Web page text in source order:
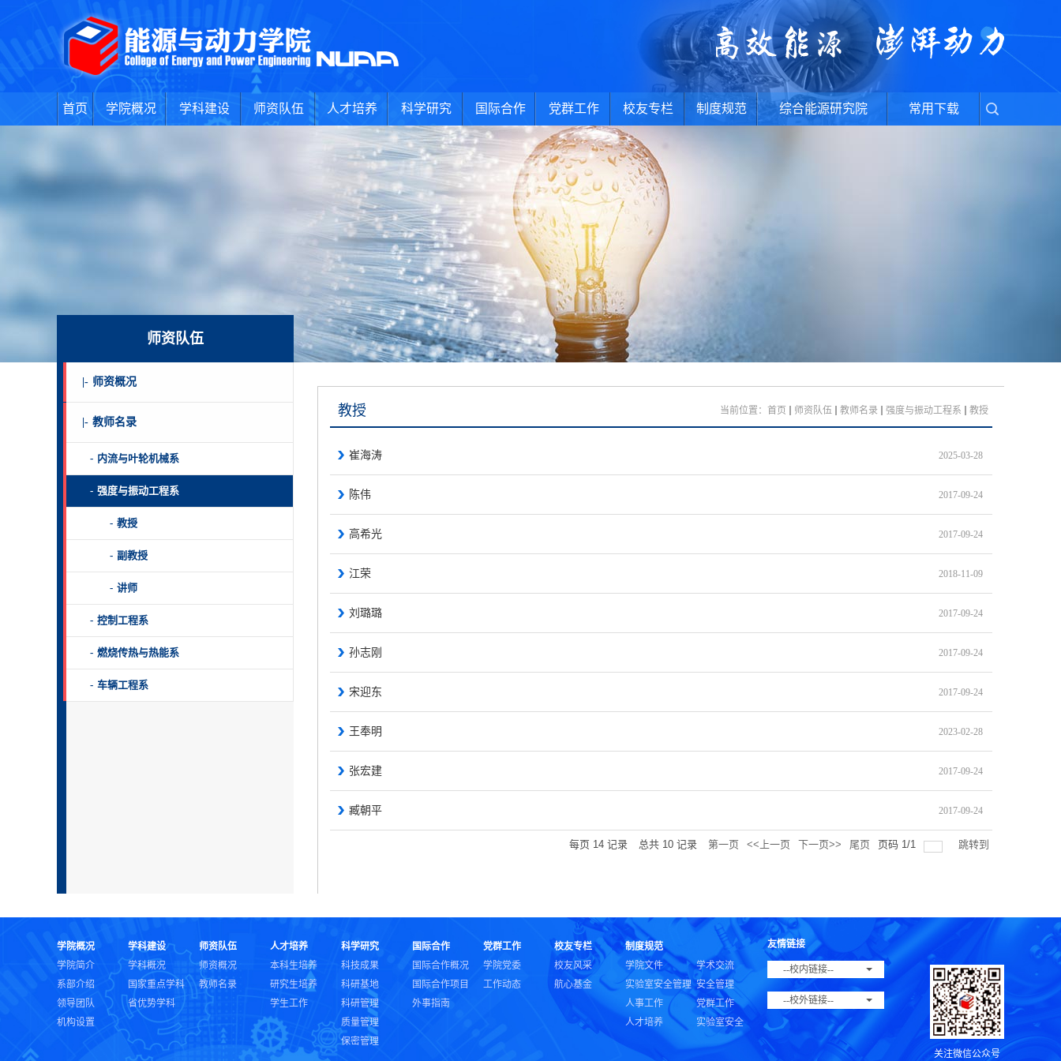
首页 学院概况 学科建设 师资队伍 人才培养 科学研究 国际合作 党群工作 校友专栏 制度规范 综合能源研究院 常用下载
师资队伍
|- 师资概况
|- 教师名录
- 内流与叶轮机械系
- 强度与振动工程系
- 教授
- 副教授
- 讲师
- 控制工程系
- 燃烧传热与热能系
- 车辆工程系
教授 当前位置： 首页 师资队伍 教师名录 强度与振动工程系 教授
崔海涛 2025-03-28
陈伟 2017-09-24
高希光 2017-09-24
江荣 2018-11-09
刘璐璐 2017-09-24
孙志刚 2017-09-24
宋迎东 2017-09-24
王奉明 2023-02-28
张宏建 2017-09-24
臧朝平 2017-09-24
每页 14 记录 总共 10 记录 第一页 <<上一页 下一页>> 尾页 页码 1/1 跳转到
学院概况
学院简介
系部介绍
领导团队
机构设置
学科建设
学科概况
国家重点学科
省优势学科
师资队伍
师资概况
教师名录
人才培养
本科生培养
研究生培养
学生工作
科学研究
科技成果
科研基地
科研管理
质量管理
保密管理
国际合作
国际合作概况
国际合作项目
外事指南
党群工作
学院党委
工作动态
校友专栏
校友风采
航心基金
制度规范
学院文件
实验室安全管理
人事工作
人才培养
学术交流
安全管理
党群工作
实验室安全
友情链接
--校内链接--
--校外链接--
关注微信公众号